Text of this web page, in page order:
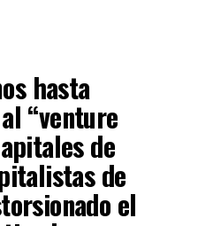
hasta
“venture
de
de
el